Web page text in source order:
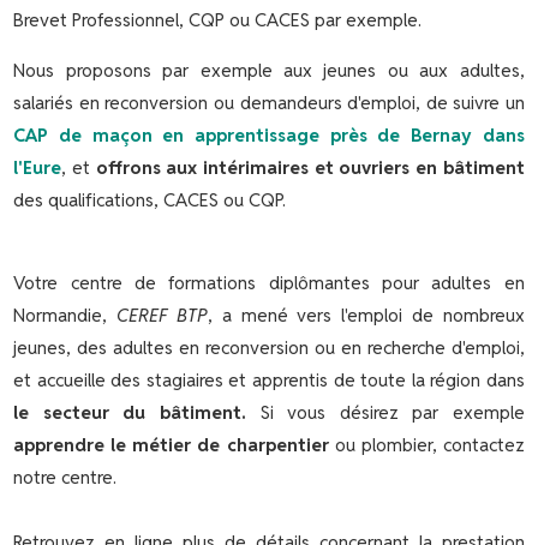
Brevet Professionnel, CQP ou CACES par exemple.
Nous proposons par exemple aux jeunes ou aux adultes,
salariés en reconversion ou demandeurs d'emploi, de suivre un
CAP de maçon en apprentissage près de Bernay dans
l'Eure, et offrons aux intérimaires et ouvriers en bâtiment
des qualifications, CACES ou CQP.
Votre centre de formations diplômantes pour adultes en
Normandie, CEREF BTP, a mené vers l'emploi de nombreux
jeunes, des adultes en reconversion ou en recherche d'emploi,
et accueille des stagiaires et apprentis de toute la région dans
le secteur du bâtiment. Si vous désirez par exemple
apprendre le métier de charpentierou plombier, contactez
notre centre.